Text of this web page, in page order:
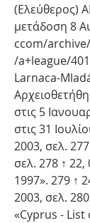
(Ελεύθερος)
μετάδοση 8
ccom/
/a+league/
Larnaca-
στις 5
στις 31
2003, σελ.
σελ. 278 ↑ 22,
1997». 279 ↑
2003, σελ.
«Cyprus - List